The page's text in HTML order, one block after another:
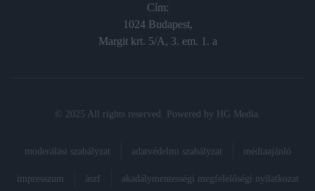
Cím:
1024 Budapest,
Margit krt. 5/A, 3. em. 1. a
© 2025 All rights reserved. Powered by HG Media
moderálási szabályzat adatvédelmi szabályzat médiaajánló
impresszum ászf akadálymentességi megfelelőségi nyilatkozat